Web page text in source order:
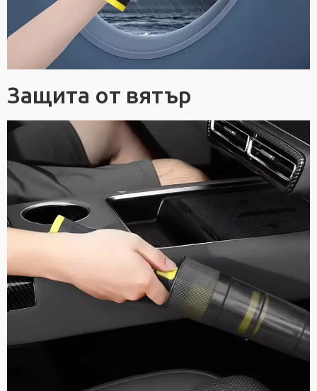
Защита от вятър